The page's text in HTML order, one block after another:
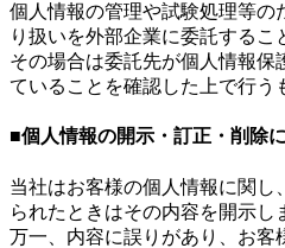
個人情報の管理や試験処理等の
り扱いを外部企業に委託するこ
その場合は委託先が個人情報
ていることを確認した上で行う
■個人情報の開示・訂正・削除
当社はお客様の個人情報に関し
られたときはその内容を開示し
万一、内容に誤りがあり、お客